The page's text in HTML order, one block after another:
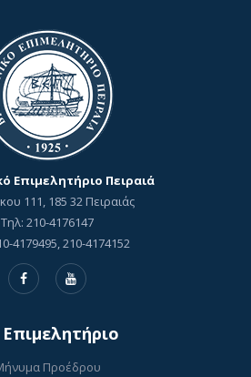
Επιμελητήριο Πειραιά
111, 185 32 Πειραιάς
Τηλ: 210-4176147
4179495, 210-4174152
Προέδρου